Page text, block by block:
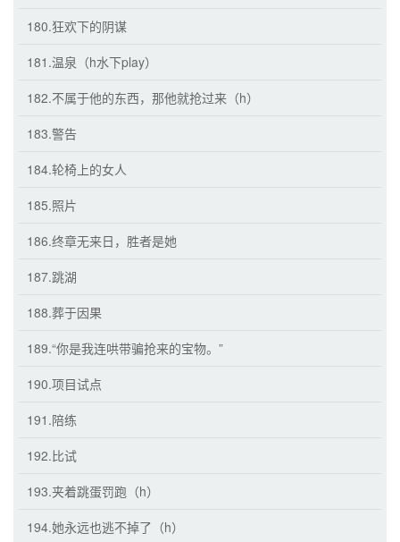
180.狂欢下的阴谋
181.温泉（h水下play）
182.不属于他的东西，那他就抢过来（h）
183.警告
184.轮椅上的女人
185.照片
186.终章无来日，胜者是她
187.跳湖
188.葬于因果
189.“你是我连哄带骗抢来的宝物。”
190.项目试点
191.陪练
192.比试
193.夹着跳蛋罚跑（h）
194.她永远也逃不掉了（h）